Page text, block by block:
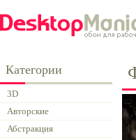
Категории
3D
Авторские
Абстракция